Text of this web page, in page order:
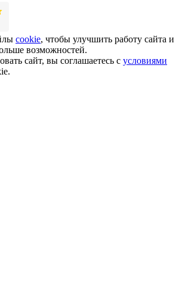
cookie, чтобы улучшить работу сайта и
возможностей.
сайт, вы соглашаетесь с условиями